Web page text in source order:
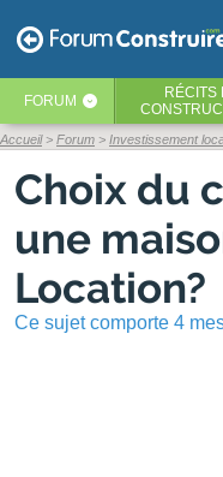
FORUM ‹ RÉCITS
Accueil Forum Investissement
Choix du
une
Location?
Ce sujet comporte 4